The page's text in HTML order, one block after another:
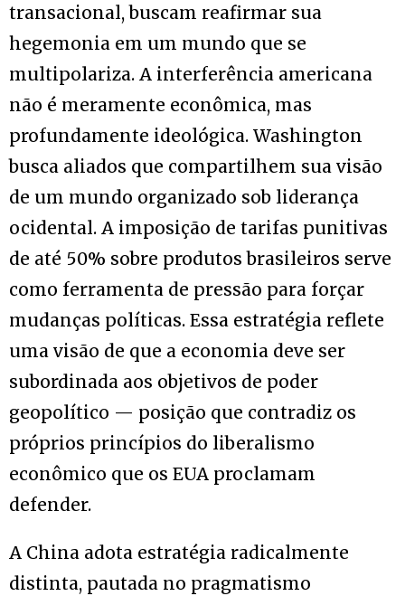
transacional, buscam reafirmar sua
hegemonia em um mundo que se
multipolariza. A interferência americana
não é meramente econômica, mas
profundamente ideológica. Washington
busca aliados que compartilhem sua visão
de um mundo organizado sob liderança
ocidental. A imposição de tarifas punitivas
de até 50% sobre produtos brasileiros serve
como ferramenta de pressão para forçar
mudanças políticas. Essa estratégia reflete
uma visão de que a economia deve ser
subordinada aos objetivos de poder
geopolítico — posição que contradiz os
próprios princípios do liberalismo
econômico que os EUA proclamam
defender.
A China adota estratégia radicalmente
distinta, pautada no pragmatismo